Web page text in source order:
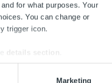
for what purposes. Your
You can change or
trigger icon.
details section
our traffic. We also share
Marketing